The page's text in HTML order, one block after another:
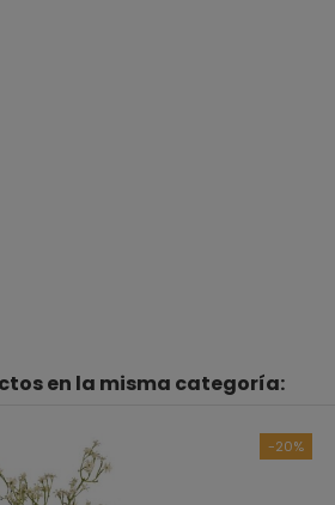
en la misma categoría:
-20%